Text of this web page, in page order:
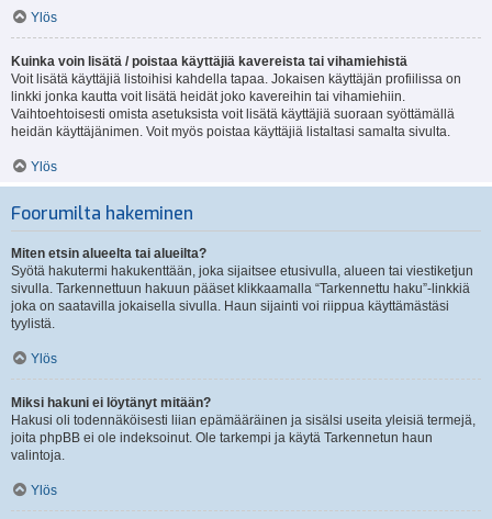
Ylös
Kuinka voin lisätä / poistaa käyttäjiä kavereista tai vihamiehistä
Voit lisätä käyttäjiä listoihisi kahdella tapaa. Jokaisen käyttäjän profiilissa on
linkki jonka kautta voit lisätä heidät joko kavereihin tai vihamiehiin.
Vaihtoehtoisesti omista asetuksista voit lisätä käyttäjiä suoraan syöttämällä
heidän käyttäjänimen. Voit myös poistaa käyttäjiä listaltasi samalta sivulta.
Ylös
Foorumilta hakeminen
Miten etsin alueelta tai alueilta?
Syötä hakutermi hakukenttään, joka sijaitsee etusivulla, alueen tai viestiketjun
sivulla. Tarkennettuun hakuun pääset klikkaamalla “Tarkennettu haku”-linkkiä
joka on saatavilla jokaisella sivulla. Haun sijainti voi riippua käyttämästäsi
tyylistä.
Ylös
Miksi hakuni ei löytänyt mitään?
Hakusi oli todennäköisesti liian epämääräinen ja sisälsi useita yleisiä termejä,
joita phpBB ei ole indeksoinut. Ole tarkempi ja käytä Tarkennetun haun
valintoja.
Ylös